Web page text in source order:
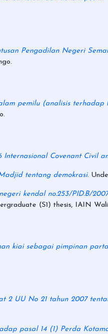
Pengadilan Negeri
pemilu (analisis terhadap
Covenant Civil
tentang demokrasi.
kendal no.253/PID.B/
(S1) thesis, IAIN
kiai sebagai pimpinan
2 UU No 21 tahun 2007
pasal 14 (1) Perda